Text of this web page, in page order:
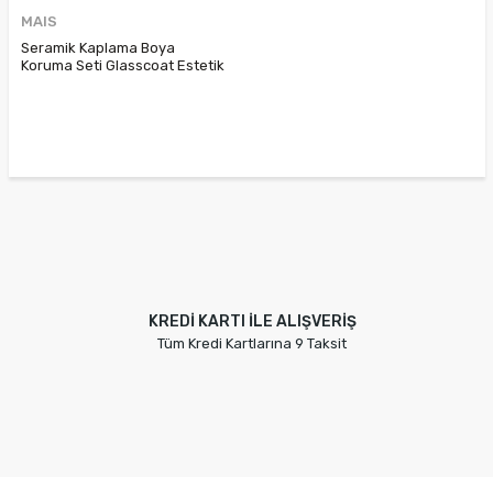
MAIS
Seramik Kaplama Boya
Koruma Seti Glasscoat Estetik
KREDİ KARTI İLE ALIŞVERİŞ
Tüm Kredi Kartlarına 9 Taksit